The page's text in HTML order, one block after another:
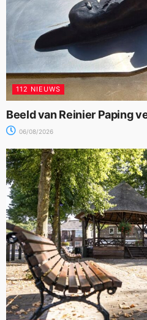
112 NIEUWS
Beeld van Reinier Paping
06/08/2026